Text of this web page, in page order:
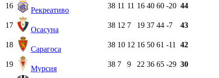
16
Рекреативо
38 11 11 16 40 60 -20 44
17
Осасуна
38 12 7 19 37 44 -7 43
18
Сарагоса
38 10 12 16 50 61 -11 42
19
Мурсия
38 7 9 22 36 65 -29 30